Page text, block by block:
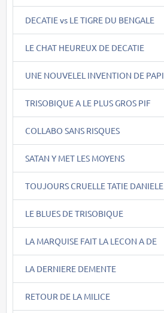
DECATIE vs LE TIGRE DU BENGALE
LE CHAT HEUREUX DE DECATIE
UNE NOUVELEL INVENTION DE PAPI
TRISOBIQUE A LE PLUS GROS PIF
COLLABO SANS RISQUES
SATAN Y MET LES MOYENS
TOUJOURS CRUELLE TATIE DANIELE
LE BLUES DE TRISOBIQUE
LA MARQUISE FAIT LA LECON A DE
LA DERNIERE DEMENTE
RETOUR DE LA MILICE